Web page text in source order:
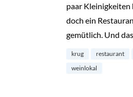
paar Kleinigkeiten
doch ein
gemütlich. Und
krug restaurant
weinlokal